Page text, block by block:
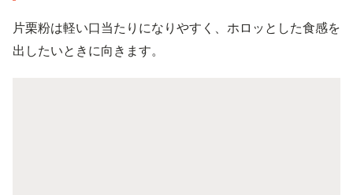
片栗粉は軽い口当たりになりやすく、ホロッとした食感を
出したいときに向きます。